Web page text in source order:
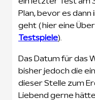
Plan, bevor es dann
geht (hier eine
Testspiele).
Das Datum für das
bisher jedoch die
dieser Stelle zum
Liebend gerne